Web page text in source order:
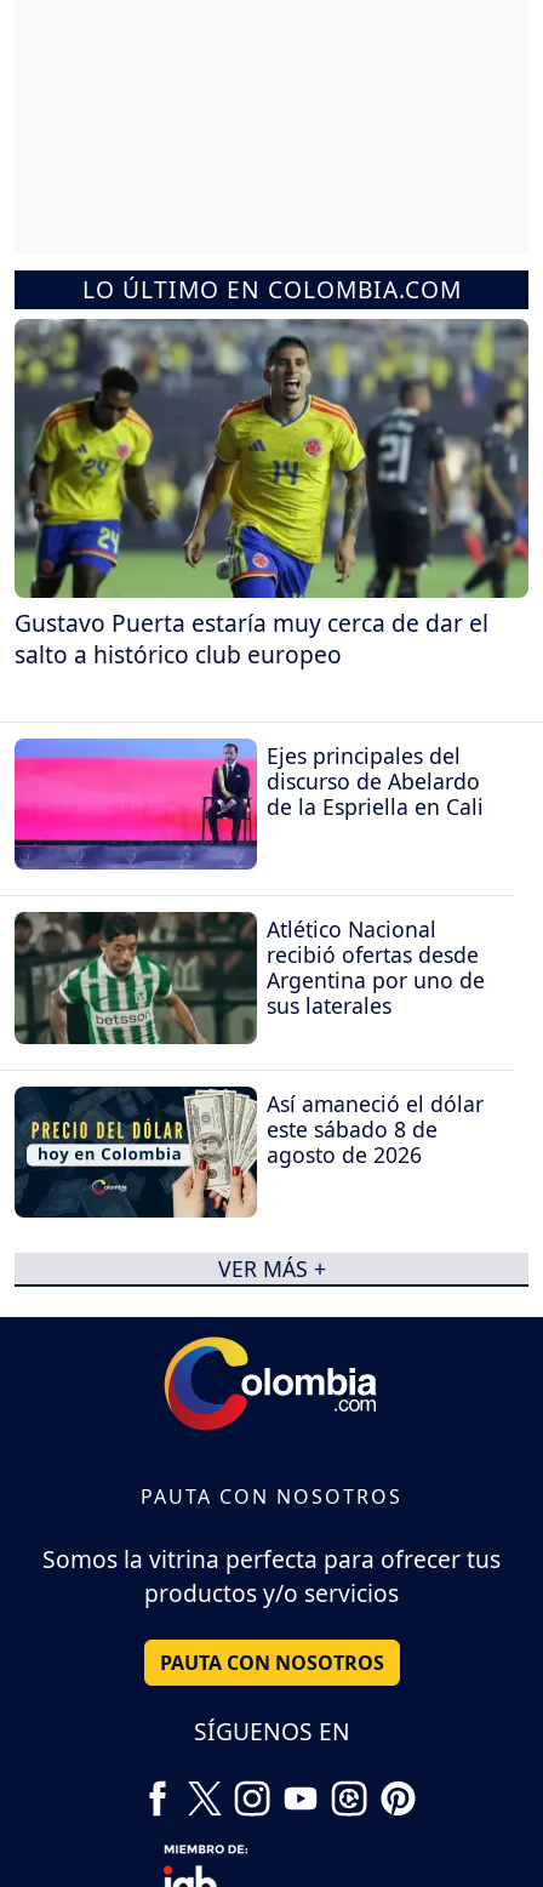
LO ÚLTIMO EN COLOMBIA.COM
Gustavo Puerta estaría muy cerca de dar el
salto a histórico club europeo
Ejes principales del
discurso de Abelardo
de la Espriella en Cali
Atlético Nacional
recibió ofertas desde
Argentina por uno de
sus laterales
Así amaneció el dólar
este sábado 8 de
agosto de 2026
VER MÁS +
PAUTA CON NOSOTROS
Somos la vitrina perfecta para ofrecer tus
productos y/o servicios
PAUTA CON NOSOTROS
SÍGUENOS EN